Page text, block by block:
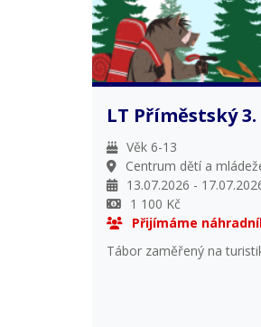
LT Příměstský
Věk 6-13
Centrum dětí a
13.07.2026 -
1 100 Kč
Přijímáme
Tábor zaměřený na